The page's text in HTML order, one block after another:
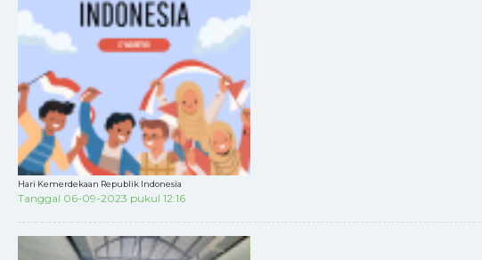
Hari Kemerdekaan Republik Indonesia
Tanggal 06-09-2023 pukul 12:16